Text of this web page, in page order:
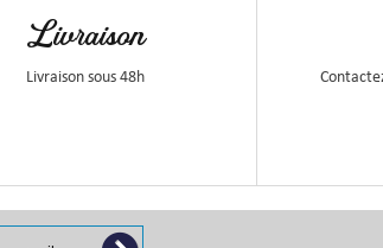
Livraison
Livraison sous 48h